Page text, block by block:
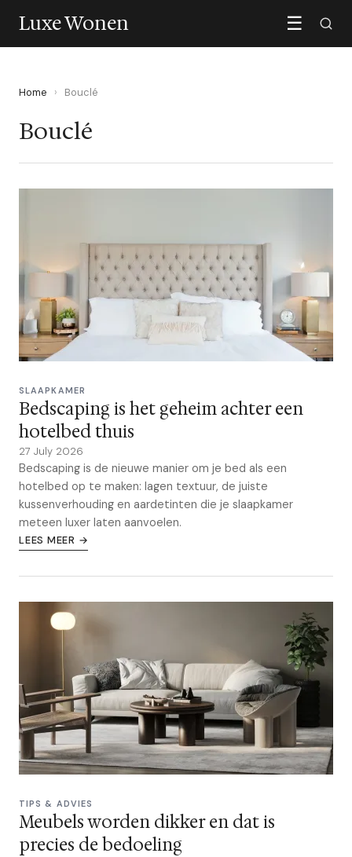
Luxe Wonen ☰
Home › Bouclé
Bouclé
SLAAPKAMER
Bedscaping is het geheim achter een
hotelbed thuis
27 July 2026
Bedscaping is de nieuwe manier om je bed als een
hotelbed op te maken: lagen textuur, de juiste
kussenverhouding en aardetinten die je slaapkamer
meteen luxer laten aanvoelen.
LEES MEER →
TIPS & ADVIES
Meubels worden dikker en dat is
precies de bedoeling